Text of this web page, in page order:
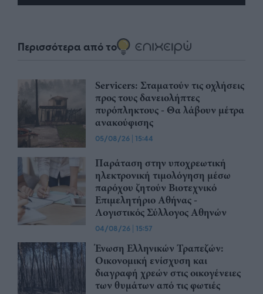
Περισσότερα από το
Servicers: Σταματούν τις οχλήσεις
προς τους δανειολήπτες
πυρόπληκτους - Θα λάβουν μέτρα
ανακούφισης
05/08/26 | 15:44
Παράταση στην υποχρεωτική
ηλεκτρονική τιμολόγηση μέσω
παρόχου ζητούν Βιοτεχνικό
Επιμελητήριο Αθήνας -
Λογιστικός Σύλλογος Αθηνών
04/08/26 | 15:57
Ένωση Ελληνικών Τραπεζών:
Οικονομική ενίσχυση και
διαγραφή χρεών στις οικογένειες
των θυμάτων από τις φωτιές